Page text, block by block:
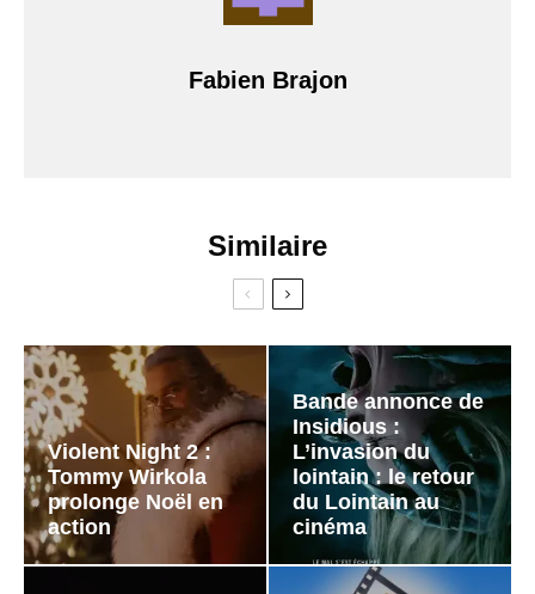
Fabien Brajon
Similaire
Violent Night 2 :
Tommy Wirkola
prolonge Noël en
action
Bande annonce de
Insidious :
L’invasion du
lointain : le retour
du Lointain au
cinéma